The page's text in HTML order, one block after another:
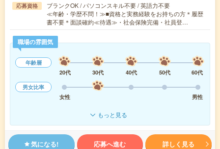
応募資格
ブランクOK / パソコンスキル不要 / 英語力不要
≪年齢・学歴不問！≫■資格と実務経験をお持ちの方＊履歴
書不要＊面談確約≪待遇≫・社会保険完備・社員登…
職場の雰囲気
年齢層
20代
30代 40代 50代
60代
男女比率
女性
男性
もっと見る
気になる! 応募へ進む 詳しく見る